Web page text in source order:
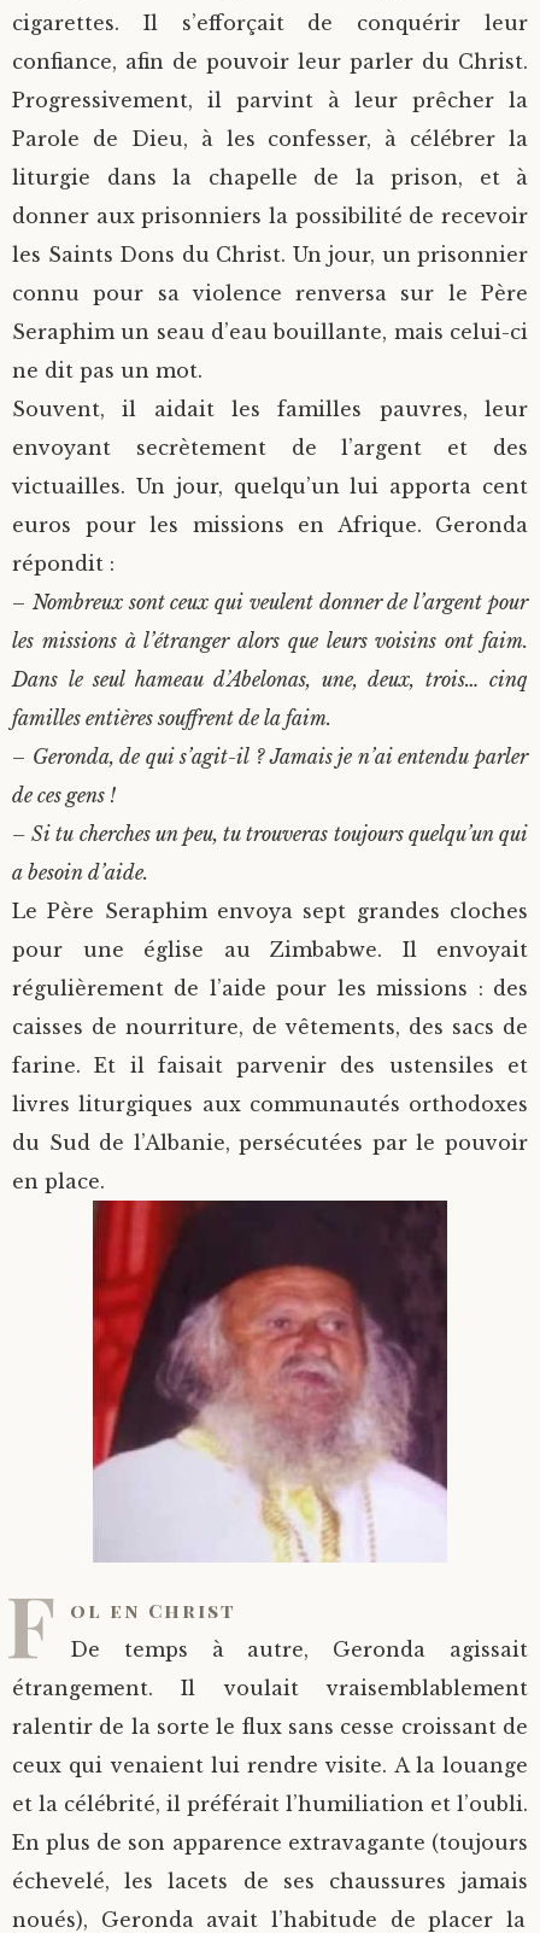
cigarettes. Il s’efforçait de conquérir leur
confiance, afin de pouvoir leur parler du Christ.
Progressivement, il parvint à leur prêcher la
Parole de Dieu, à les confesser, à célébrer la
liturgie dans la chapelle de la prison, et à
donner aux prisonniers la possibilité de recevoir
les Saints Dons du Christ. Un jour, un prisonnier
connu pour sa violence renversa sur le Père
Seraphim un seau d’eau bouillante, mais celui-ci
ne dit pas un mot.
Souvent, il aidait les familles pauvres, leur
envoyant secrètement de l’argent et des
victuailles. Un jour, quelqu’un lui apporta cent
euros pour les missions en Afrique. Geronda
répondit :
– Nombreux sont ceux qui veulent donner de l’argent pour
les missions à l’étranger alors que leurs voisins ont faim.
Dans le seul hameau d’Abelonas, une, deux, trois… cinq
familles entières souffrent de la faim.
– Geronda, de qui s’agit-il ? Jamais je n’ai entendu parler
de ces gens !
– Si tu cherches un peu, tu trouveras toujours quelqu’un qui
a besoin d’aide.
Le Père Seraphim envoya sept grandes cloches
pour une église au Zimbabwe. Il envoyait
régulièrement de l’aide pour les missions : des
caisses de nourriture, de vêtements, des sacs de
farine. Et il faisait parvenir des ustensiles et
livres liturgiques aux communautés orthodoxes
du Sud de l’Albanie, persécutées par le pouvoir
en place.
F ol en Christ
De temps à autre, Geronda agissait
étrangement. Il voulait vraisemblablement
ralentir de la sorte le flux sans cesse croissant de
ceux qui venaient lui rendre visite. A la louange
et la célébrité, il préférait l’humiliation et l’oubli.
En plus de son apparence extravagante (toujours
échevelé, les lacets de ses chaussures jamais
noués), Geronda avait l’habitude de placer la